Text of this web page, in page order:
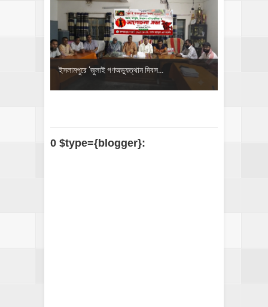
‎ইসলামপুরে ‘জুলাই গণঅভ্যুত্থান দিবস...
0 $type={blogger}: